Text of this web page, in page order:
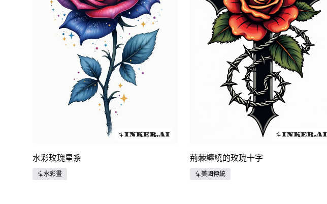
水彩玫瑰星系
水彩畫
荊棘纏繞的玫瑰十字
美國傳統